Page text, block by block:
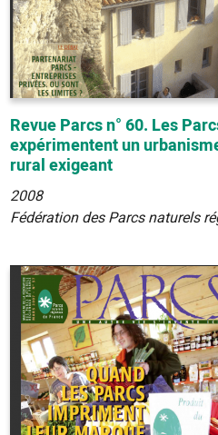
Revue Parcs n° 60. Les
expérimentent un
rural exigeant
2008
Fédération des Parcs naturels